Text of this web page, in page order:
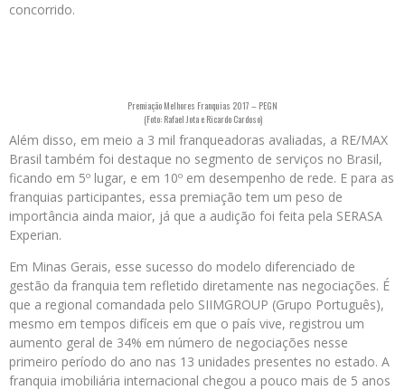
concorrido.
Premiação Melhores Franquias 2017 – PEGN
(Foto: Rafael Jota e Ricardo Cardoso)
Além disso, em meio a 3 mil franqueadoras avaliadas, a RE/MAX
Brasil também foi destaque no segmento de serviços no Brasil,
ficando em 5º lugar, e em 10º em desempenho de rede. E para as
franquias participantes, essa premiação tem um peso de
importância ainda maior, já que a audição foi feita pela SERASA
Experian.
Em Minas Gerais, esse sucesso do modelo diferenciado de
gestão da franquia tem refletido diretamente nas negociações. É
que a regional comandada pelo SIIMGROUP (Grupo Português),
mesmo em tempos difíceis em que o país vive, registrou um
aumento geral de 34% em número de negociações nesse
primeiro período do ano nas 13 unidades presentes no estado. A
franquia imobiliária internacional chegou a pouco mais de 5 anos